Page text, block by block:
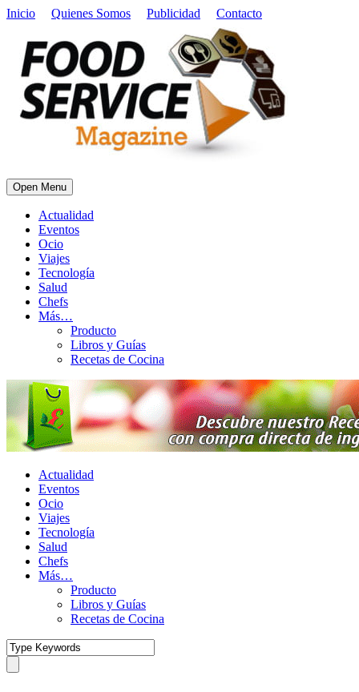
Inicio Quienes Somos Publicidad Contacto
Open Menu
Actualidad
Eventos
Ocio
Viajes
Tecnología
Salud
Chefs
Más…
Producto
Libros y Guías
Recetas de Cocina
Actualidad
Eventos
Ocio
Viajes
Tecnología
Salud
Chefs
Más…
Producto
Libros y Guías
Recetas de Cocina